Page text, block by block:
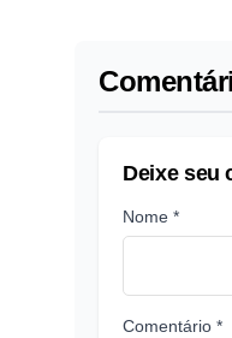
Deixe seu
Nome *
Comentário *